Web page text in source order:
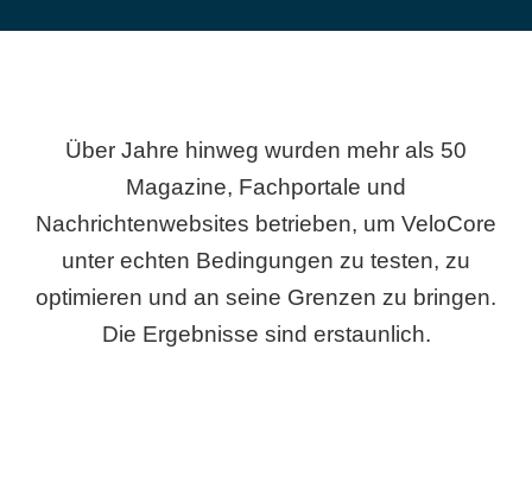
Über Jahre hinweg wurden mehr als 50
Magazine, Fachportale und
Nachrichtenwebsites betrieben, um VeloCore
unter echten Bedingungen zu testen, zu
optimieren und an seine Grenzen zu bringen.
Die Ergebnisse sind erstaunlich.